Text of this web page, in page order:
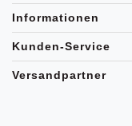
Informationen
Kunden-Service
Versandpartner